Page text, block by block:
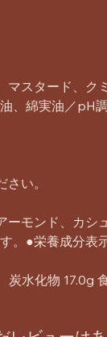
マスタード、クミ
、綿実油／pH調
い。
ーモンド、カシ
。●栄養成分表
水化物 17.0g